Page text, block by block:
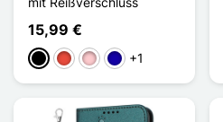
15,99 €
Schwarz
Rot PinkDunkelblau
+1